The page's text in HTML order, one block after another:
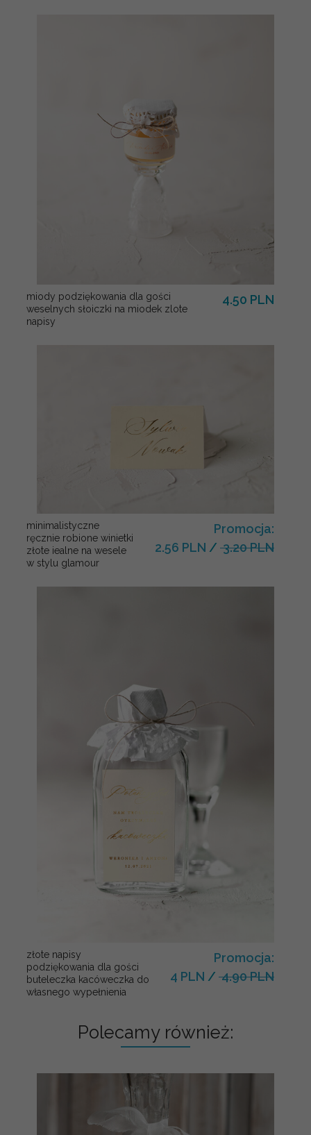
miody podziękowania dla gości
weselnych słoiczki na miodek zlote
napisy
4.50 PLN
minimalistyczne
ręcznie robione winietki
złote iealne na wesele
w stylu glamour
Promocja:
2.56 PLN / 3.20 PLN
złote napisy
podziękowania dla gości
buteleczka kacóweczka do
własnego wypełnienia
Promocja:
4 PLN / 4.90 PLN
Polecamy również: